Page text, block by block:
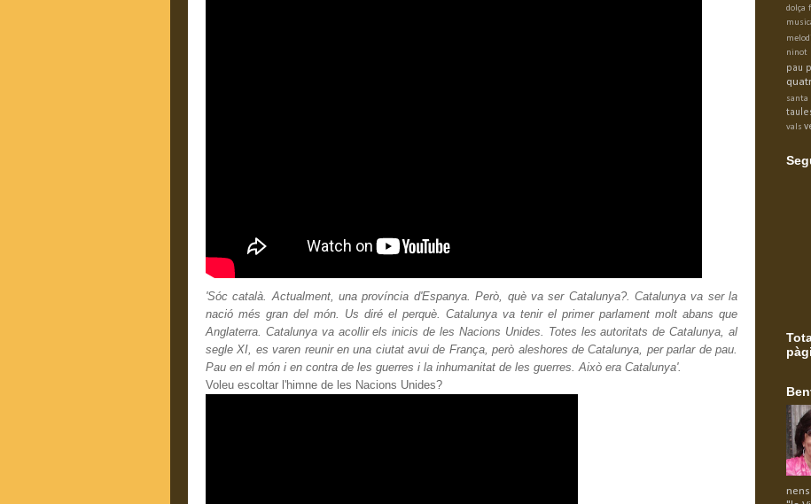
'Sóc català. Actualment, una província d'Espanya. Però, què va ser Catalunya?. Catalunya va ser la
nació més gran del món. Us diré el perquè. Catalunya va tenir el primer parlament molt abans que
Anglaterra. Catalunya va acollir els inicis de les Nacions Unides. Totes les autoritats de Catalunya, al
segle XI, es varen reunir en una ciutat avui de França, però aleshores de Catalunya, per parlar de pau.
Pau en el món i en contra de les guerres i la inhumanitat de les guerres. Això era Catalunya'.
Voleu escoltar l'himne de les Nacions Unides?
dolça
ninot
pau
santa
vals